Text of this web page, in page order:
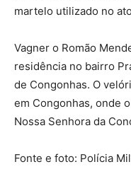
martelo utilizado no
Vagner o Romão
residência no bairro
de Congonhas. O
em Congonhas, onde
Nossa Senhora da
Fonte e foto: Polícia